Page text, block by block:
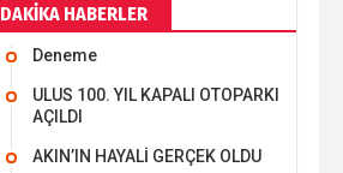
HABERLER
Deneme
ULUS 100. YIL KAPALI OTOPARKI
AÇILDI
AKIN’IN HAYALİ GERÇEK OLDU